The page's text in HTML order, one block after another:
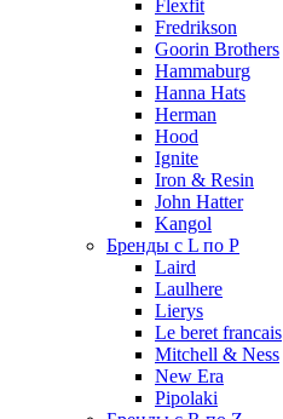
Flexfit
Fredrikson
Goorin Brothers
Hammaburg
Hanna Hats
Herman
Hood
Ignite
Iron & Resin
John Hatter
Kangol
Бренды с L по P
Laird
Laulhere
Lierys
Le beret francais
Mitchell & Ness
New Era
Pipolaki